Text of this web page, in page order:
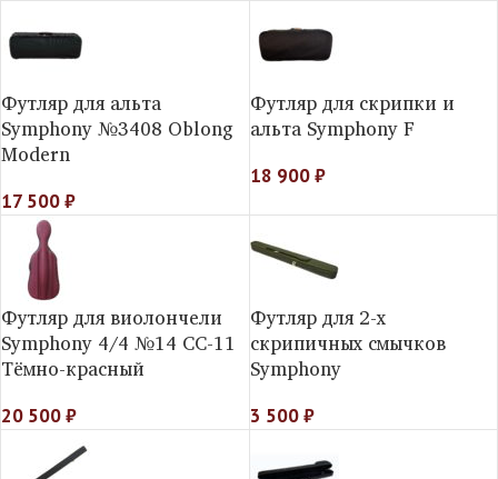
Футляр для альта
Symphony №3408 Oblong
Modern
17 500₽
Футляр для скрипки и
альта Symphony F
18 900₽
Футляр для виолончели
Symphony 4/4 №14 СС-11
Тёмно-красный
20 500₽
Футляр для 2-х
скрипичных смычков
Symphony
3 500₽